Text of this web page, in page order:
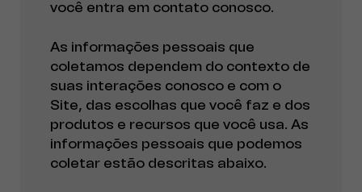
você entra em contato conosco.
As informações pessoais que
coletamos dependem do contexto de
suas interações conosco e com o
Site, das escolhas que você faz e dos
produtos e recursos que você usa. As
informações pessoais que podemos
coletar estão descritas abaixo.